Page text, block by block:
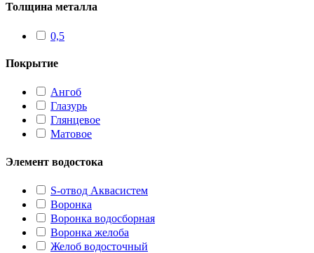
Толщина металла
0,5
Покрытие
Ангоб
Глазурь
Глянцевое
Матовое
Элемент водостока
S-отвод Аквасистем
Воронка
Воронка водосборная
Воронка желоба
Желоб водосточный